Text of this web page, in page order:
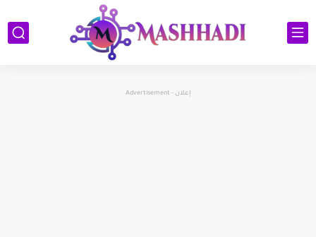
إعلان - Advertisement